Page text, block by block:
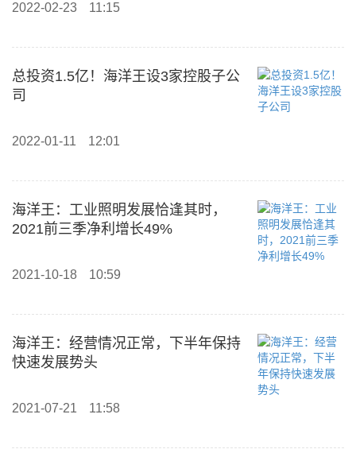
2022-02-23 11:15
总投资1.5亿！海洋王设3家控股子公
司
2022-01-11 12:01
海洋王：工业照明发展恰逢其时，
2021前三季净利增长49%
2021-10-18 10:59
海洋王：经营情况正常，下半年保持
快速发展势头
2021-07-21 11:58